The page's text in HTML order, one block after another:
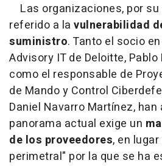
Las organizaciones, por su
referido a la vulnerabilidad
suministro. Tanto el socio
Advisory IT de Deloitte,
como el responsable de
de Mando y Control
Daniel Navarro Martínez,
panorama actual exige un
de los proveedores, en
perimetral" por la que se ha